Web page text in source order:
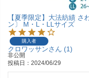
【夏季限定】大法紡績
ン〕 M・L・LLサイズ
購入者
クロワッサン 1
非公開
投稿日
2024/06/29